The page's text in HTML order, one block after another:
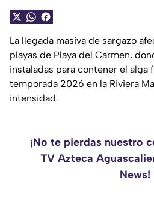
La llegada masiva de sargazo
playas de Playa del Carmen,
instaladas para contener el alga
temporada 2026 en la Riviera
intensidad.
¡No te pierdas nuestro
TV Azteca
News!